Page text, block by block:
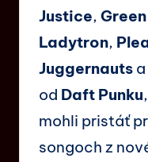
Justice,
Ladytron,
Juggernauts
od Daft Punku
mohli pristáť
songoch z